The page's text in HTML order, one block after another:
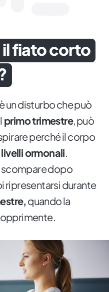
il fiato corto
un disturbo che può
primo trimestre, può
perché il corpo
ormonali.
dopo
ripresentarsi durante
quando la